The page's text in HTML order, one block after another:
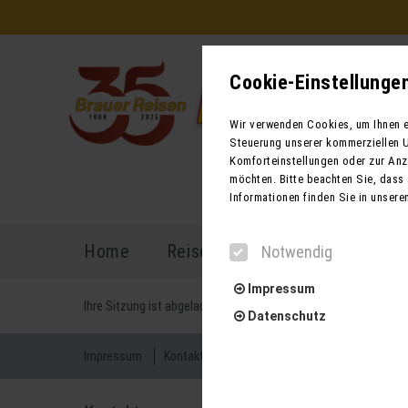
Home Reiseprogramm
Ihre Sitzung ist abgelaufen. Zurück zur
Impressum Kontakt
Cookie-
Wir verwenden Cookies, um
Steuerung unserer kommerziellen
Komforteinstellungen oder zur
möchten. Bitte beachten Sie,
Informationen finden Sie in
Notwendig
Impressum
Datenschutz